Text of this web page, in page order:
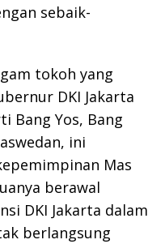
sebaik-
tokoh yang
DKI Jakarta
Bang Yos, Bang
ini
Mas
berawal
DKI Jakarta dalam
berlangsung